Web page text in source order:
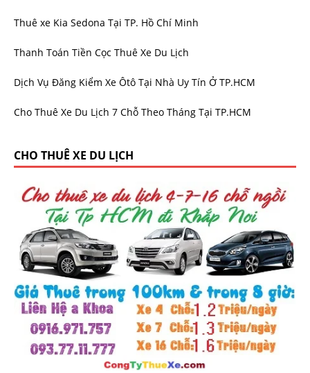
Thuê xe Kia Sedona Tại TP. Hồ Chí Minh
Thanh Toán Tiền Cọc Thuê Xe Du Lịch
Dịch Vụ Đăng Kiểm Xe Ôtô Tại Nhà Uy Tín Ở TP.HCM
Cho Thuê Xe Du Lịch 7 Chỗ Theo Tháng Tại TP.HCM
CHO THUÊ XE DU LỊCH